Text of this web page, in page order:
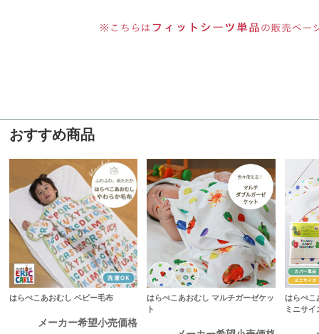
おすすめ商品
はらぺこあおむし ベビー毛布
メーカー希望小売価格
はらぺこあおむし マルチガーゼケッ
ト
はらぺこ
ミニサイ